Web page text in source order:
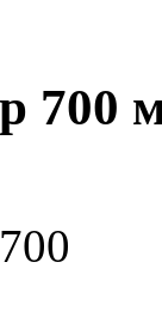
700